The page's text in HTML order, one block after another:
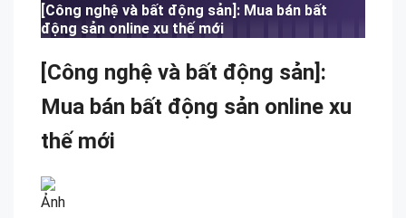
[Công nghệ và bất động sản]: Mua bán bất
động sản online xu thế mới
[Công nghệ và bất động sản]:
Mua bán bất động sản online xu
thế mới